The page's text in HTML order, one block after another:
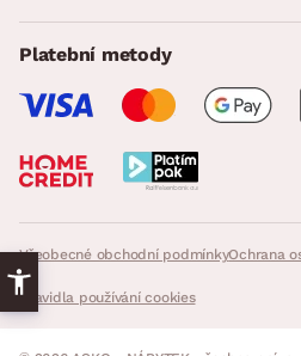
Všeobecné obchodní podmínkyOchrana
Pravidla používání cookies
Platební metody